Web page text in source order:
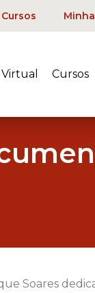
Cursos
Soares